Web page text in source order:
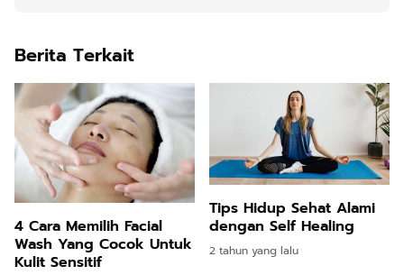
Berita Terkait
4 Cara Memilih Facial
Wash Yang Cocok Untuk
Kulit Sensitif
Tips Hidup Sehat Alami
dengan Self Healing
2 tahun yang lalu